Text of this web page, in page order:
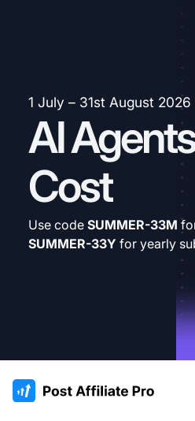
1 July – 31st August 2026
AI
Cost
Use code SUMMER-33M
SUMMER-33Y for yearly
:site.title